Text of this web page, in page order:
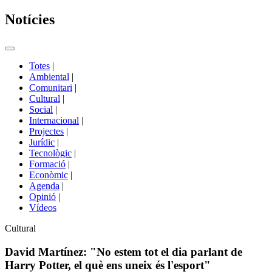
Notícies
Commutador
portals
Totes |
Ambiental |
Comunitari |
Cultural |
Social |
Internacional |
Projectes |
Jurídic |
Tecnològic |
Formació |
Econòmic |
Agenda |
Opinió |
Vídeos
Àmbit
la
notícia
Cultural
David Martínez: "No estem tot el dia parlant de
Harry Potter, el què ens uneix és l'esport"